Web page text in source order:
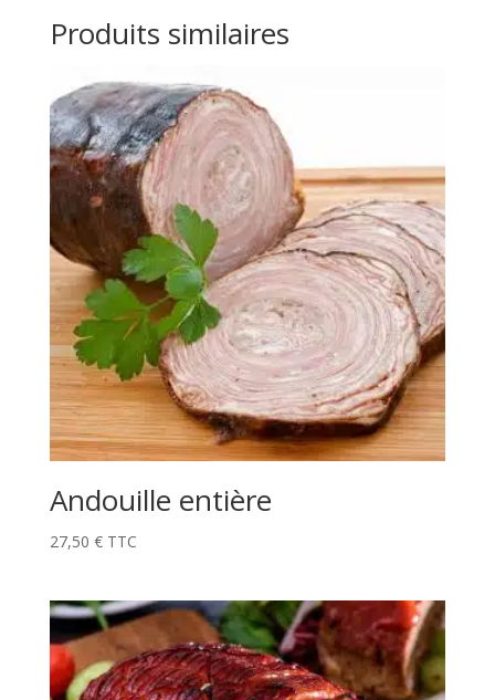
Produits similaires
Andouille entière
27,50 € TTC